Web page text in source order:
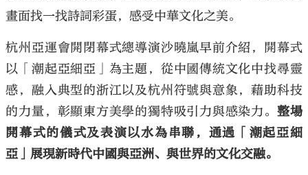
畫面找一找詩詞彩蛋，感受中華文化之美。
杭州亞運會開閉幕式總導演沙曉嵐早前介紹，開幕式
以「潮起亞細亞」為主題，從中國傳統文化中找尋靈
感，融入典型的浙江以及杭州符號與意象，藉助科技
的力量，彰顯東方美學的獨特吸引力與感染力。 整場
開幕式的儀式及表演以水為串聯，通過「潮起亞細
亞」展現新時代中國與亞洲、與世界的文化交融。